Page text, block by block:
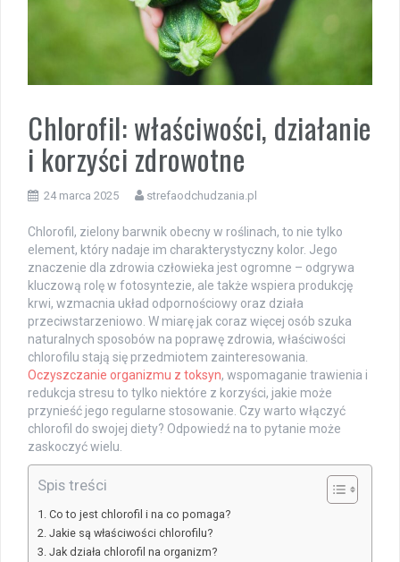
Chlorofil: właściwości, działanie
i korzyści zdrowotne
24 marca 2025 strefaodchudzania.pl
Chlorofil, zielony barwnik obecny w roślinach, to nie tylko
element, który nadaje im charakterystyczny kolor. Jego
znaczenie dla zdrowia człowieka jest ogromne – odgrywa
kluczową rolę w fotosyntezie, ale także wspiera produkcję
krwi, wzmacnia układ odpornościowy oraz działa
przeciwstarzeniowo. W miarę jak coraz więcej osób szuka
naturalnych sposobów na poprawę zdrowia, właściwości
chlorofilu stają się przedmiotem zainteresowania.
Oczyszczanie organizmu z toksyn, wspomaganie trawienia i
redukcja stresu to tylko niektóre z korzyści, jakie może
przynieść jego regularne stosowanie. Czy warto włączyć
chlorofil do swojej diety? Odpowiedź na to pytanie może
zaskoczyć wielu.
Spis treści
Co to jest chlorofil i na co pomaga?
Jakie są właściwości chlorofilu?
Jak działa chlorofil na organizm?